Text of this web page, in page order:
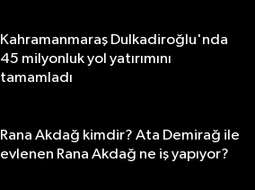
Kahramanmaraş Dulkadiroğlu'nda
45 milyonluk yol yatırımını
tamamladı
Rana Akdağ kimdir? Ata Demirağ ile
evlenen Rana Akdağ ne iş yapıyor?